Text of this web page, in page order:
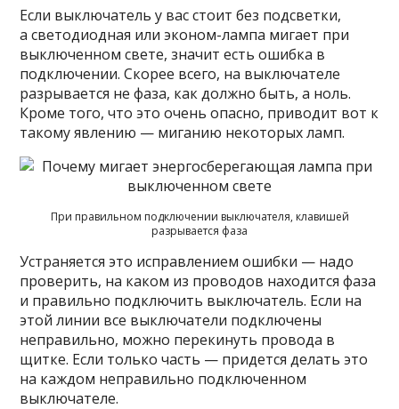
Если выключатель у вас стоит без подсветки,
а светодиодная или эконом-лампа мигает при
выключенном свете, значит есть ошибка в
подключении. Скорее всего, на выключателе
разрывается не фаза, как должно быть, а ноль.
Кроме того, что это очень опасно, приводит вот к
такому явлению — миганию некоторых ламп.
При правильном подключении выключателя, клавишей
разрывается фаза
Устраняется это исправлением ошибки — надо
проверить, на каком из проводов находится фаза
и правильно подключить выключатель. Если на
этой линии все выключатели подключены
неправильно, можно перекинуть провода в
щитке. Если только часть — придется делать это
на каждом неправильно подключенном
выключателе.